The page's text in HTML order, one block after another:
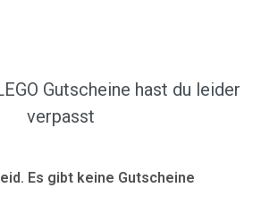
Gutscheine hast du leider
verpasst
Es gibt keine Gutscheine